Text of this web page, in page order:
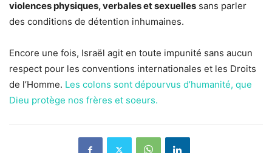
violences physiques, verbales et sexuelles sans parler
des conditions de détention inhumaines.
Encore une fois, Israël agit en toute impunité sans aucun
respect pour les conventions internationales et les Droits
de l’Homme. Les colons sont dépourvus d’humanité, que
Dieu protège nos frères et soeurs.